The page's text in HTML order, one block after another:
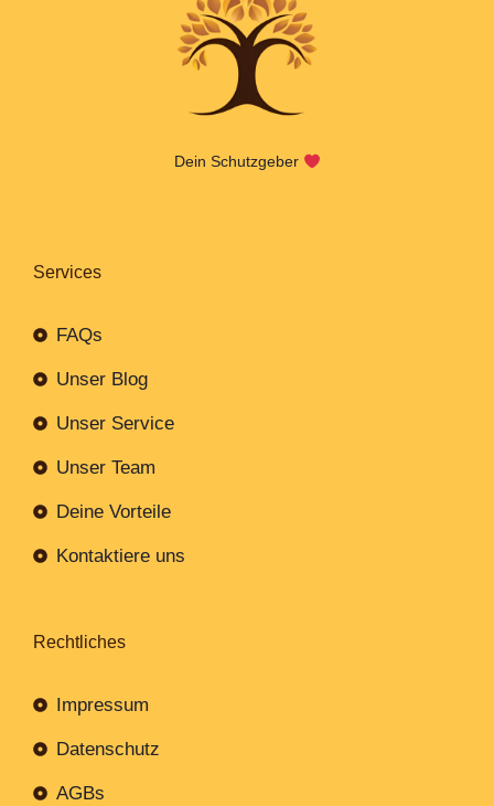
Dein Schutzgeber
Services
FAQs
Unser Blog
Unser Service
Unser Team
Deine Vorteile
Kontaktiere uns
Rechtliches
Impressum
Datenschutz
AGBs